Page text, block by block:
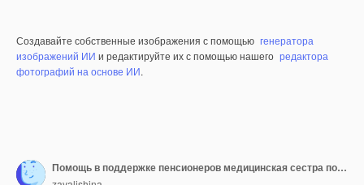
Создавайте собственные изображения с помощью генератора
изображений ИИ и редактируйте их с помощью нашего редактора
фотографий на основе ИИ.
Помощь в поддержке пенсионеров медицинская сестра помогает старику в инвалидной коляске пациента и женщина в медсестре